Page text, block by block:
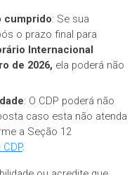
cumprido: Se sua
o prazo final para
Internacional
de 2026, ela poderá não
: O CDP poderá não
caso esta não atenda
a Seção 12
.